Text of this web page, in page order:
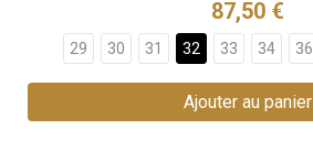
87,50 €
29 30 31 32 33 34 36
Ajouter au panier